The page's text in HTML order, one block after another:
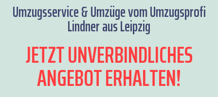
Umzugsservice & Umzüge vom Umzugsprofi
Lindner aus Leipzig
JETZT UNVERBINDLICHES
ANGEBOT ERHALTEN!